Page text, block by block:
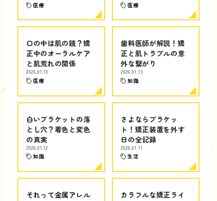
医療 医療
口の中は肌の鏡？矯
正中のオーラルケア
と肌荒れの関係
2026.01.13
医療
歯科医師が解説！矯
正と肌トラブルの意
外な繋がり
2026.01.13
知識
白いブラケットの落
とし穴？着色と変色
の真実
2026.01.12
知識
さよならブラケッ
ト！矯正装置を外す
日の全記録
2026.01.11
生活
それって金属アレル
カラフルな矯正ライ